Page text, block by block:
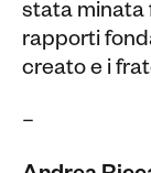
stata minata
rapporti
creato e i
–